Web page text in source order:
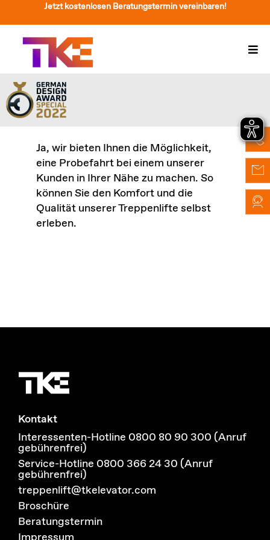
Inhalt
springen
Jetzt kostenlosen Beratungstermin vereinbaren!
Treppenlift
Preise
Service
Treppenliftberatung
Über Uns & Kontakt
Suche
Ja, wir bieten Ihnen die Möglichkeit,
eine Probefahrt bei einem unserer
Kunden in Ihrer Nähe zu machen. So
können Sie den Komfort und die
Qualität unserer Treppenlifte selbst
erleben.
Kontakt
Interessenten-Hotline 0800 80 90 300 (Anruf
gebührenfrei)
Service-Hotline 0800 366 24 30 (Anruf
gebührenfrei)
treppenlift@tkelevator.com
Broschüre
Beratungstermin